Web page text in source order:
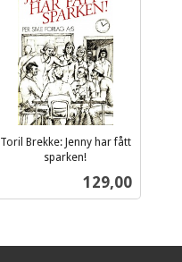
Toril Brekke: Jenny har fått
sparken!
Pris
129,00